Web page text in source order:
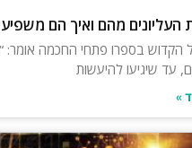
העליונים מהם ואיך הם
הקדוש בספרו פתחי החכמה אומר:
עד שיגיעו להיעשות
»